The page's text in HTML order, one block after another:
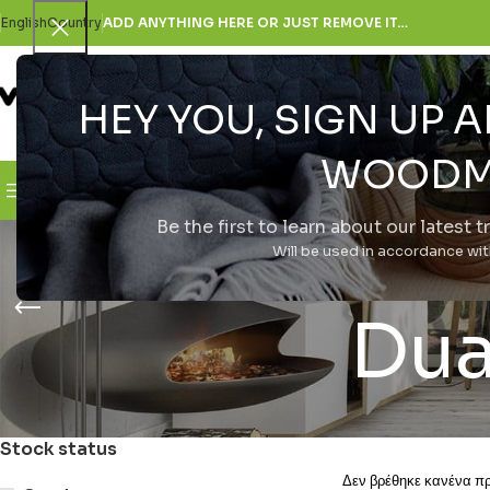
HEY YOU, SIGN UP
Be the first to learn about our latest
Will be used in accordance
EnglishCountryADD ANYTHING HERE OR JUST REMOVE IT…
SELECT CATEGORY
Browse Categories H Εταιρεία
Xiaomi 15
Stock status
Δεν βρέθηκε κανένα